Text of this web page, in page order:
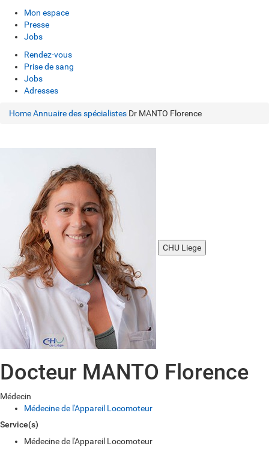
Mon espace
Presse
Jobs
Rendez-vous
Prise de sang
Jobs
Adresses
HomeAnnuaire des spécialistes Dr MANTO Florence
CHU Liege
Docteur MANTO Florence
Médecin
Médecine de l'Appareil Locomoteur
Service(s)
Médecine de l'Appareil Locomoteur